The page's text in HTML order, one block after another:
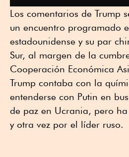
Los comentarios de Trump
un encuentro programado
estadounidense y su par
Sur, al margen de la
Cooperación Económica
Trump contaba con la
entenderse con Putin en
de paz en Ucrania, pero
y otra vez por el líder ruso.